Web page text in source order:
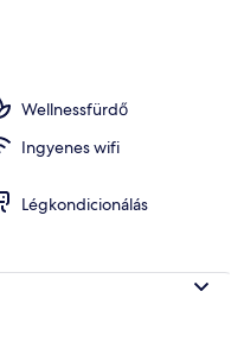
Wellnessfürdő
Ingyenes wifi
Légkondicionálás